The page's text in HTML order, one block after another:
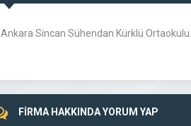
Ankara Sincan Sühendan Kürklü Ortaokulu…
FİRMA HAKKINDA YORUM YAP